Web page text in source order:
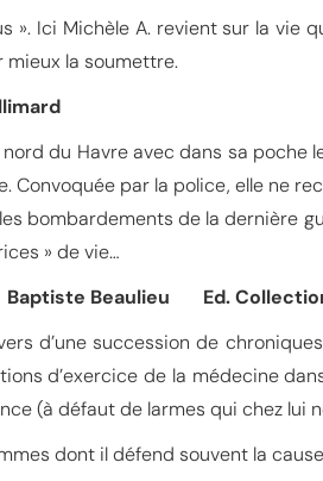
». Ici Michèle A. revient sur la vie
mieux la soumettre.
du Havre avec dans sa
Convoquée par la police, elle ne
bombardements de la dernière
» de vie…
Beaulieu Ed.
d’une succession de
d’exercice de la médecine
(à défaut de larmes qui chez lui
dont il défend souvent la